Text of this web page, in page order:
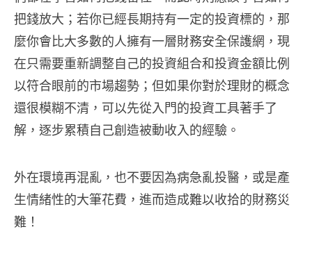
把錢放大；若你已經長期持有一定的投資標的，那
麼你會比大多數的人擁有一層財務安全保護網，現
在只需要重新調整自己的投資組合和投資金額比例
以符合眼前的市場趨勢；但如果你對於理財的概念
還很模糊不清，可以先從入門的投資工具著手了
解，逐步累積自己創造被動收入的經驗。
外在環境再混亂，也不要因為病急亂投醫，或是產
生情緒性的大筆花費，進而造成難以收拾的財務災
難！